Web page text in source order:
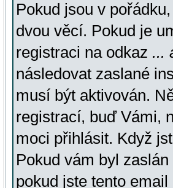
Pokud jsou v
dvou věcí. Pokud je
registraci na odkaz ...
následovat zaslané
musí být aktivován.
registrací, buď Vámi,
moci přihlásit. Když
Pokud vám byl
pokud jste tento